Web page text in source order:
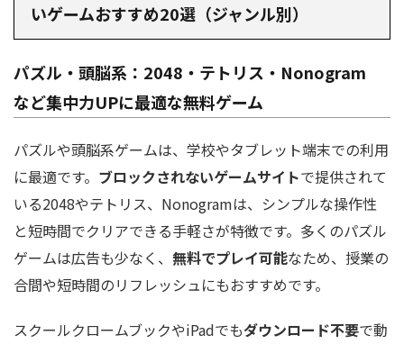
いゲームおすすめ20選（ジャンル別）
パズル・頭脳系：2048・テトリス・Nonogram
など集中力UPに最適な無料ゲーム
パズルや頭脳系ゲームは、学校やタブレット端末での利用
に最適です。 ブロックされないゲームサイトで提供されて
いる2048やテトリス、Nonogramは、シンプルな操作性
と短時間でクリアできる手軽さが特徴です。多くのパズル
ゲームは広告も少なく、 無料でプレイ可能なため、授業の
合間や短時間のリフレッシュにもおすすめです。
スクールクロームブックやiPadでもダウンロード不要で動